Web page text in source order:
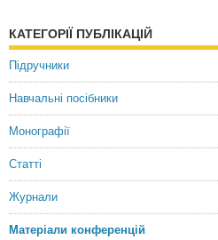
КАТЕГОРІЇ ПУБЛІКАЦІЙ
Підручники
Навчальні посібники
Монографії
Статті
Журнали
Матеріали конференцій